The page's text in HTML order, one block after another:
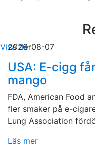
2026-08-07
USA: E-cigg
mango
FDA, American Food
fler smaker på e-
Lung Association
Läs mer
Visa fler